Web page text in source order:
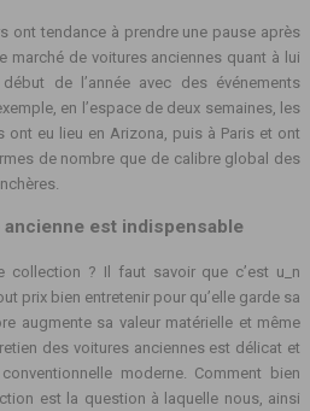
ont tendance à prendre une pause après
marché de voitures anciennes quant à lui
de l’année avec des événements
en l’espace de deux semaines, les
ont eu lieu en Arizona, puis à Paris et ont
de nombre que de calibre global des
est indispensable
collection ? Il faut savoir que c’est u_n
prix bien entretenir pour qu’elle garde sa
augmente sa valeur matérielle et même
des voitures anciennes est délicat et
moderne. Comment bien
est la question à laquelle nous, ainsi